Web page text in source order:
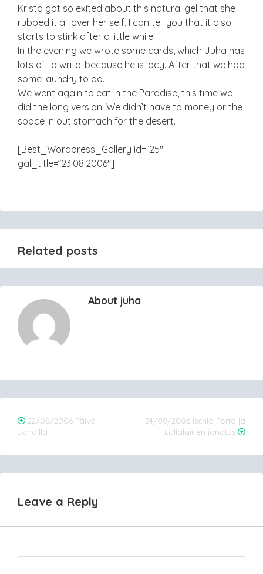
Krista got so exited about this natural gel that she
rubbed it all over her self. I can tell you that it also
starts to stink after a little while.
In the evening we wrote some cards, which Juha has
lots of to write, because he is lacy. After that we had
some laundry to do.
We went again to eat in the Paradise, this time we
did the long version. We didn’t have to money or the
space in out stomach for the desert.
[Best_Wordpress_Gallery id=”25″
gal_title=”23.08.2006″]
Related posts
About juha
Post
navigation
22/08/2006 Päivä
Jahdilla
24/08/2006 Ischia Porto ja
italialainen jonotus
Leave a Reply